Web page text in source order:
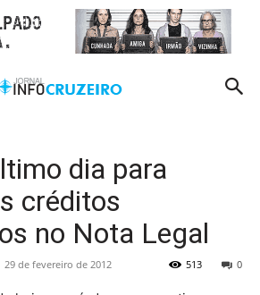
dia para
créditos
no Nota Legal
29 de fevereiro de 2012 0
513